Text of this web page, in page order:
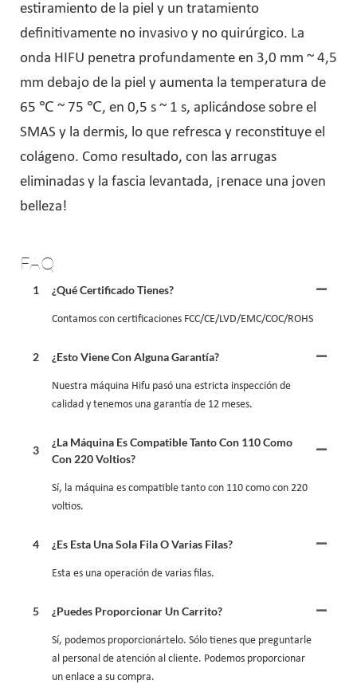
estiramiento de la piel y un tratamiento
definitivamente no invasivo y no quirúrgico. La
onda HIFU penetra profundamente en 3,0 mm ~ 4,5
mm debajo de la piel y aumenta la temperatura de
65 ℃ ~ 75 ℃, en 0,5 s ~ 1 s, aplicándose sobre el
SMAS y la dermis, lo que refresca y reconstituye el
colágeno. Como resultado, con las arrugas
eliminadas y la fascia levantada, ¡renace una joven
belleza!
FAQ
1 ¿Qué Certificado Tienes?
Contamos con certificaciones FCC/CE/LVD/EMC/COC/ROHS
2 ¿Esto Viene Con Alguna Garantía?
Nuestra máquina Hifu pasó una estricta inspección de
calidad y tenemos una garantía de 12 meses.
3
¿La Máquina Es Compatible Tanto Con 110 Como
Con 220 Voltios?
Sí, la máquina es compatible tanto con 110 como con 220
voltios.
4 ¿Es Esta Una Sola Fila O Varias Filas?
Esta es una operación de varias filas.
5 ¿Puedes Proporcionar Un Carrito?
Sí, podemos proporcionártelo. Sólo tienes que preguntarle
al personal de atención al cliente. Podemos proporcionar
un enlace a su compra.